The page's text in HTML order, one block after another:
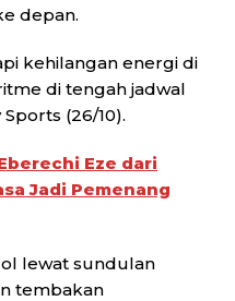
depan.
kehilangan energi di
di tengah jadwal
(26/10).
Eze dari
Jadi Pemenang
lewat sundulan
tembakan